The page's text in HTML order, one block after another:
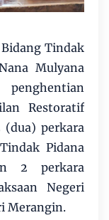
Tindak
Mulyana
Restoratif
(dua) perkara
Pidana
2 perkara
Negeri
Merangin.